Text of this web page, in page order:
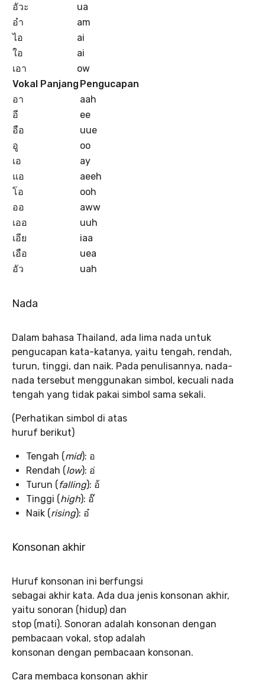
อัวะ
ua
อำ
am
ไอ
ai
ใอ
ai
เอา
ow
Vokal Panjang Pengucapan
อา
aah
อี
ee
อือ
uue
อู
oo
เอ
ay
แอ
aeeh
โอ
ooh
ออ
aww
เออ
uuh
เอีย
iaa
เอือ
uea
อัว
uah
Nada
Dalam bahasa Thailand, ada lima nada untuk
pengucapan kata-katanya, yaitu tengah, rendah,
turun, tinggi, dan naik. Pada penulisannya, nada-
nada tersebut menggunakan simbol, kecuali nada
tengah yang tidak pakai simbol sama sekali.
(Perhatikan simbol di atas
huruf berikut)
Tengah (mid): อ
Rendah (low): อ่
Turun (falling): อ้
Tinggi (high): อ๊
Naik (rising): อ๋
Konsonan akhir
Huruf konsonan ini berfungsi
sebagai akhir kata. Ada dua jenis konsonan akhir,
yaitu sonoran (hidup) dan
stop (mati). Sonoran adalah konsonan dengan
pembacaan vokal, stop adalah
konsonan dengan pembacaan konsonan.
Cara membaca konsonan akhir